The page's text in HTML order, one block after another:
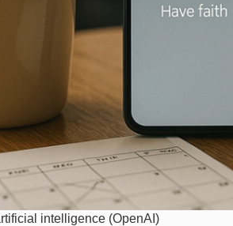
intelligence (OpenAI)